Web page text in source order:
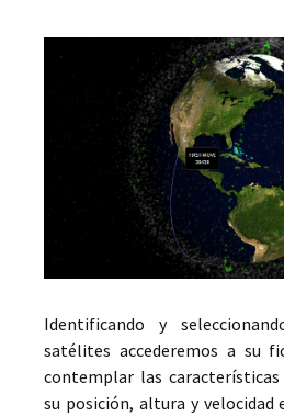
Identificando y
satélites accederemos a su
contemplar las
su posición, altura y velocidad